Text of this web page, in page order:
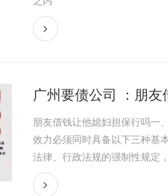
广州要债公司 ：朋
朋友借钱让他媳妇担保行吗一
效力必须同时具备以下三种基
法律、行政法规的强制性规定，